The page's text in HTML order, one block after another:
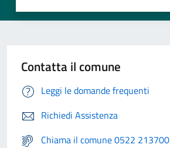
Contatta il comune
Leggi le domande frequenti
Richiedi Assistenza
Chiama il comune 0522 213700